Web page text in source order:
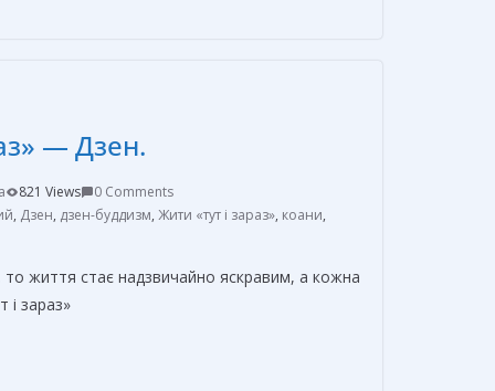
— Дзен.
821 Views
0 Comments
, Дзен, дзен-буддизм, Жити «тут і зараз», коани,
то життя стає надзвичайно яскравим, а кожна
і зараз»